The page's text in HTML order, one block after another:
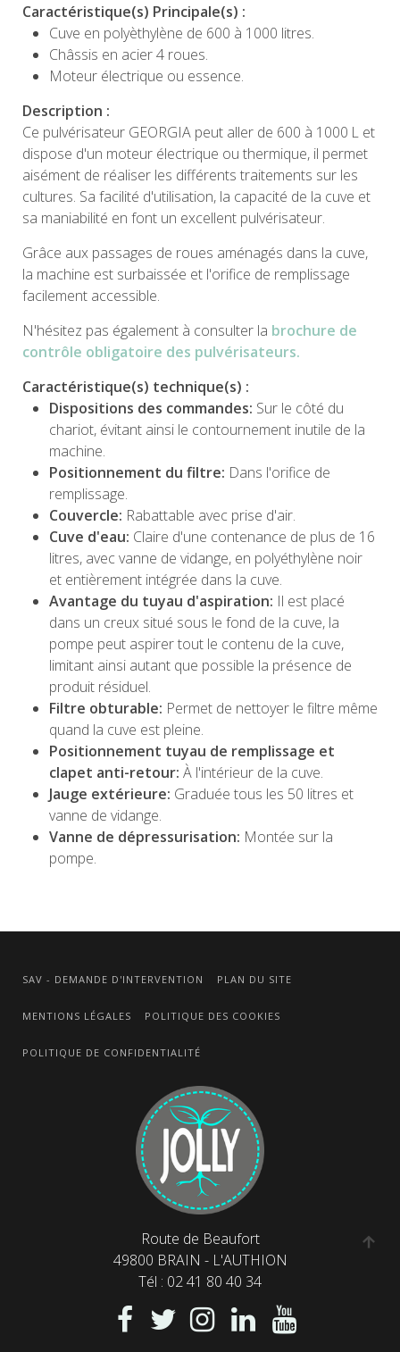
Caractéristique(s) Principale(s) :
Cuve en polyèthylène de 600 à 1000 litres.
Châssis en acier 4 roues.
Moteur électrique ou essence.
Description :
Ce pulvérisateur GEORGIA peut aller de 600 à 1000 L et
dispose d'un moteur électrique ou thermique, il permet
aisément de réaliser les différents traitements sur les
cultures. Sa facilité d'utilisation, la capacité de la cuve et
sa maniabilité en font un excellent pulvérisateur.
Grâce aux passages de roues aménagés dans la cuve,
la machine est surbaissée et l'orifice de remplissage
facilement accessible.
N'hésitez pas également à consulter la brochure de
contrôle obligatoire des pulvérisateurs.
Caractéristique(s) technique(s) :
Dispositions des commandes: Sur le côté du
chariot, évitant ainsi le contournement inutile de la
machine.
Positionnement du filtre: Dans l'orifice de
remplissage.
Couvercle: Rabattable avec prise d'air.
Cuve d'eau: Claire d'une contenance de plus de 16
litres, avec vanne de vidange, en polyéthylène noir
et entièrement intégrée dans la cuve.
Avantage du tuyau d'aspiration: Il est placé
dans un creux situé sous le fond de la cuve, la
pompe peut aspirer tout le contenu de la cuve,
limitant ainsi autant que possible la présence de
produit résiduel.
Filtre obturable: Permet de nettoyer le filtre même
quand la cuve est pleine.
Positionnement tuyau de remplissage et
clapet anti-retour: À l'intérieur de la cuve.
Jauge extérieure: Graduée tous les 50 litres et
vanne de vidange.
Vanne de dépressurisation: Montée sur la
pompe.
SAV - DEMANDE D'INTERVENTION PLAN DU SITE
MENTIONS LÉGALES POLITIQUE DES COOKIES
POLITIQUE DE CONFIDENTIALITÉ
Route de Beaufort
49800 BRAIN - L'AUTHION
Tél : 02 41 80 40 34